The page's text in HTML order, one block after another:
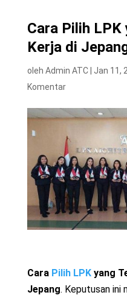
Cara Pilih
Kerja di
oleh Admin ATC| Jan 11,
Komentar
Cara Pilih LPKyang
Jepang. Keputusan ini